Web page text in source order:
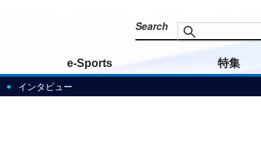
インタビュー
e-Sports 特集